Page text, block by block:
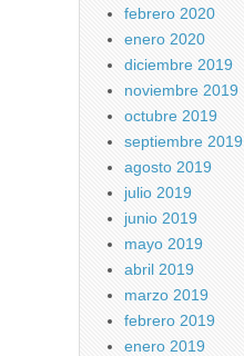
febrero 2020
enero 2020
diciembre 2019
noviembre 2019
octubre 2019
septiembre 2019
agosto 2019
julio 2019
junio 2019
mayo 2019
abril 2019
marzo 2019
febrero 2019
enero 2019